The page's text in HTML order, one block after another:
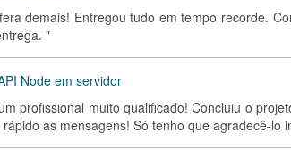
demais! Entregou tudo em tempo recorde.
"
Node em servidor
profissional muito qualificado! Concluiu o
as mensagens! Só tenho que agradecê-lo